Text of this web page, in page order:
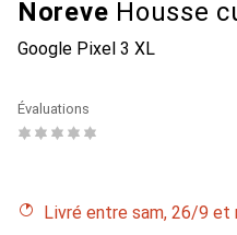
Noreve Housse
Google Pixel 3 XL
Évaluations
Livré entre sam, 26/9